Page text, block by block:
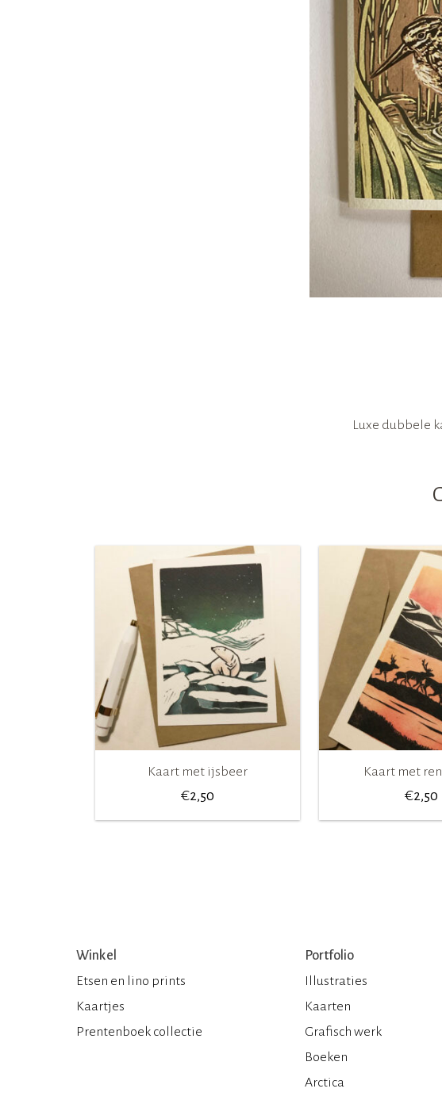
Luxe dubbele
Kaart met ijsbeer
€2,50
Kaart met
€2,50
Winkel
Etsen en lino prints
Kaartjes
Prentenboek collectie
Portfolio
Illustraties
Kaarten
Grafisch werk
Boeken
Arctica